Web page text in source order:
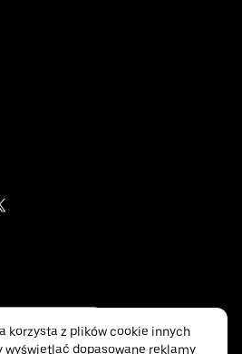
korzysta z plików cookie innych
wyświetlać dopasowane reklamy